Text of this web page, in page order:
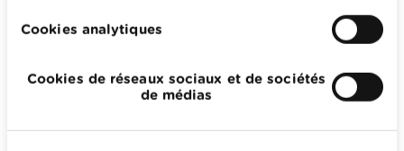
Cookies analytiques
Cookies de réseaux sociaux et de sociétés
de médias
Budget, payer, emprunter et assurer